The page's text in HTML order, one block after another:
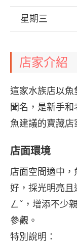
星期三
店家介紹
這家水族店以
聞名，是新手
魚建議的寶藏店
店面環境
店面空間適中
好，採光明亮且
ㄥˇ，增添不少
參觀。
特別說明：